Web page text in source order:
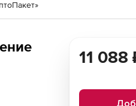
11 088